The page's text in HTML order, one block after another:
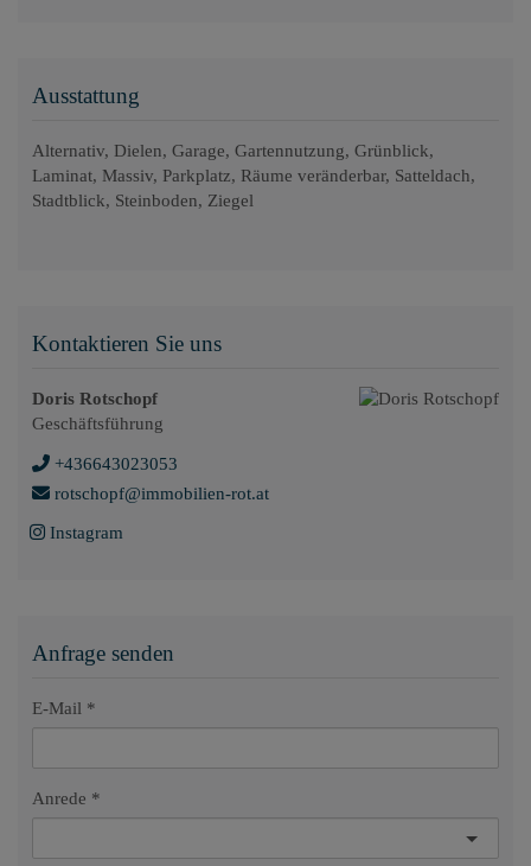
Ausstattung
Alternativ Dielen Garage Gartennutzung Grünblick
Laminat Massiv Parkplatz Räume veränderbar Satteldach
Stadtblick
Steinboden Ziegel
Kontaktieren Sie uns
Doris Rotschopf
Geschäftsführung
+436643023053
rotschopf@immobilien-rot.at
Instagram
Anfrage senden
E-Mail
Anrede